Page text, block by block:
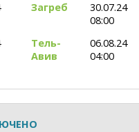
Загреб
30.07.24
08:00
Тель-
Авив
06.08.24
04:00